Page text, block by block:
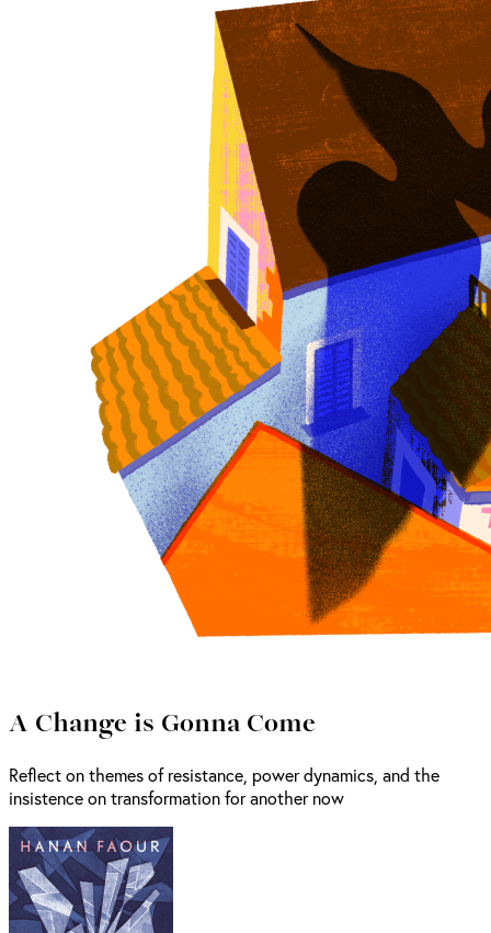
A Change is Gonna Come
Reflect on themes of resistance, power dynamics, and the
insistence on transformation for another now